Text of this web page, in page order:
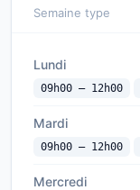
Semaine type
Lundi
09h00 — 12h00
Mardi
09h00 — 12h00
Mercredi